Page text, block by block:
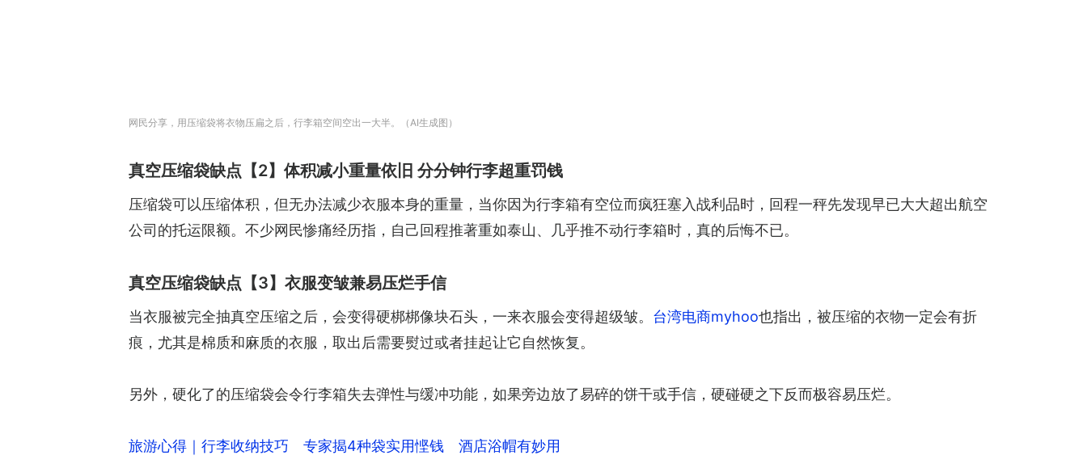
网民分享，用压缩袋将衣物压扁之后，行李箱空间空出一大半。（AI生成图）
真空压缩袋缺点【2】体积减小重量依旧 分分钟行李超重罚钱
压缩袋可以压缩体积，但无办法减少衣服本身的重量，当你因为行李箱有空位而疯狂塞入战利品时，回程一秤先发现早已大大超出航空
公司的托运限额。不少网民惨痛经历指，自己回程推著重如泰山、几乎推不动行李箱时，真的后悔不已。
真空压缩袋缺点【3】衣服变皱兼易压烂手信
当衣服被完全抽真空压缩之后，会变得硬梆梆像块石头，一来衣服会变得超级皱。 台湾电商myhoo也指出，被压缩的衣物一定会有折
痕，尤其是棉质和麻质的衣服，取出后需要熨过或者挂起让它自然恢复。
另外，硬化了的压缩袋会令行李箱失去弹性与缓冲功能，如果旁边放了易碎的饼干或手信，硬碰硬之下反而极容易压烂。
旅游心得｜行李收纳技巧 专家揭4种袋实用悭钱 酒店浴帽有妙用